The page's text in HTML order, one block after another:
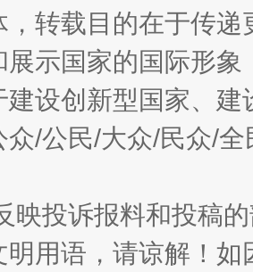
的“隐身衣” 如何以
，转载目的在于传
展示国家的国际形
建设创新型国家、
众/公民/大众/民众/
映投诉报料和投稿
明用语，请谅解！